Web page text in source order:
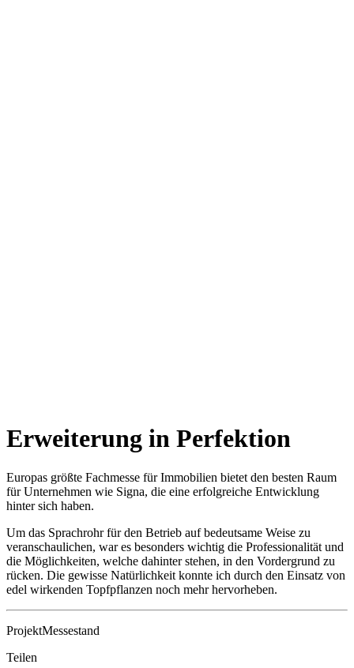
Erweiterung in Perfektion
Europas größte Fachmesse für Immobilien bietet den besten Raum
für Unternehmen wie Signa, die eine erfolgreiche Entwicklung
hinter sich haben.
Um das Sprachrohr für den Betrieb auf bedeutsame Weise zu
veranschaulichen, war es besonders wichtig die Professionalität und
die Möglichkeiten, welche dahinter stehen, in den Vordergrund zu
rücken. Die gewisse Natürlichkeit konnte ich durch den Einsatz von
edel wirkenden Topfpflanzen noch mehr hervorheben.
ProjektMessestand
Teilen